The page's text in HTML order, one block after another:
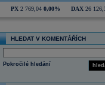
PX 2 769,04 0,00% DAX 26
HLEDAT V KOMENTÁŘÍCH
Pokročilé hledání